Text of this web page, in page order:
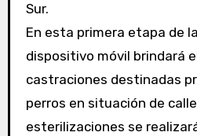
Sur.
En esta primera etapa de
dispositivo móvil brindará
castraciones destinadas
perros en situación de
esterilizaciones se